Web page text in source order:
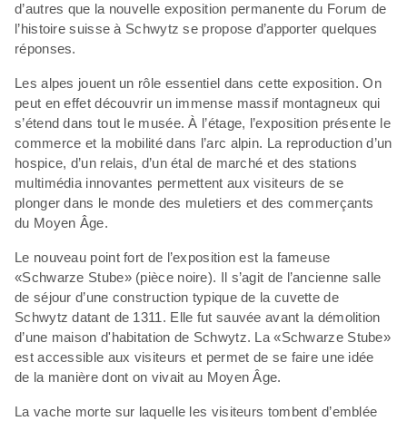
d’autres que la nouvelle exposition permanente du Forum de
l’histoire suisse à Schwytz se propose d’apporter quelques
réponses.
Les alpes jouent un rôle essentiel dans cette exposition. On
peut en effet découvrir un immense massif montagneux qui
s’étend dans tout le musée. À l’étage, l’exposition présente le
commerce et la mobilité dans l’arc alpin. La reproduction d’un
hospice, d’un relais, d’un étal de marché et des stations
multimédia innovantes permettent aux visiteurs de se
plonger dans le monde des muletiers et des commerçants
du Moyen Âge.
Le nouveau point fort de l’exposition est la fameuse
«Schwarze Stube» (pièce noire). Il s’agit de l’ancienne salle
de séjour d’une construction typique de la cuvette de
Schwytz datant de 1311. Elle fut sauvée avant la démolition
d’une maison d'habitation de Schwytz. La «Schwarze Stube»
est accessible aux visiteurs et permet de se faire une idée
de la manière dont on vivait au Moyen Âge.
La vache morte sur laquelle les visiteurs tombent d’emblée